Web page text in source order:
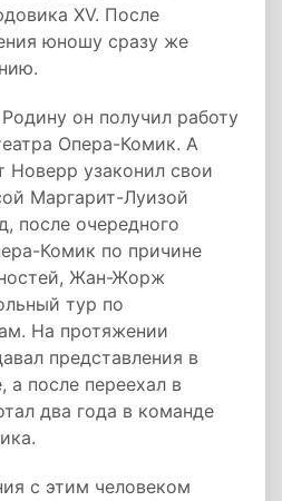
XV. После
юношу сразу же
он получил работу
Опера-Комик. А
Новерр узаконил свои
Маргарит-Луизой
после очередного
Комик по причине
Жан-Жорж
тур по
На протяжении
представления в
а после переехал в
два года в команде
с этим человеком